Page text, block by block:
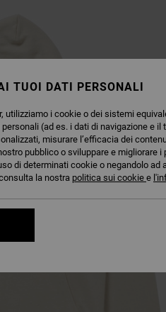
TUOI DATI PERSONALI
utilizziamo i cookie o dei sistemi
(ad es. i dati di navigazione e
misurare l’efficacia dei
pubblico o sviluppare e migliorare
di determinati cookie o negandolo
la nostra politica sui cookie e